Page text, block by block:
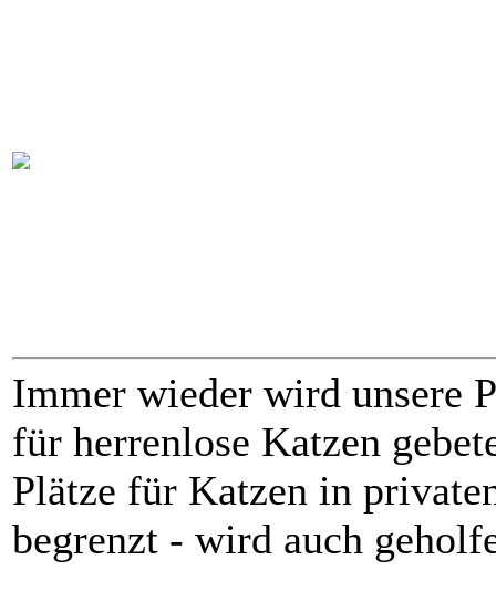
Immer wieder wird unsere
für herrenlose Katzen
Plätze für Katzen in
begrenzt - wird auch